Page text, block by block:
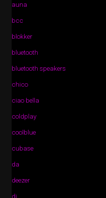
auna
bcc
blokker
bluetooth
bluetooth speakers
chico
ciao bella
coldplay
coolblue
cubase
da
deezer
di